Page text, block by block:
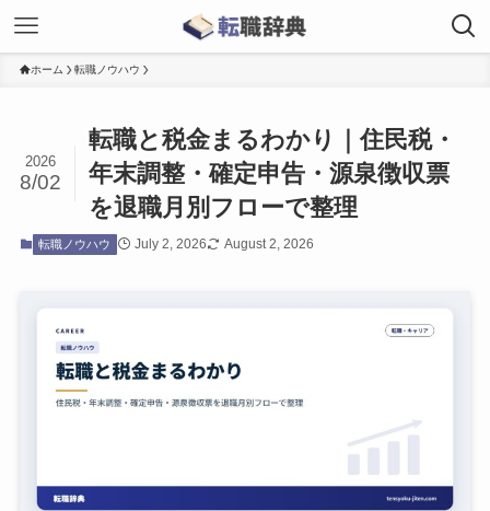
ホーム 転職ノウハウ
転職と税金まるわかり｜住民税・
年末調整・確定申告・源泉徴収票
を退職月別フローで整理
2026
8/02
転職ノウハウ July 2, 2026 August 2, 2026